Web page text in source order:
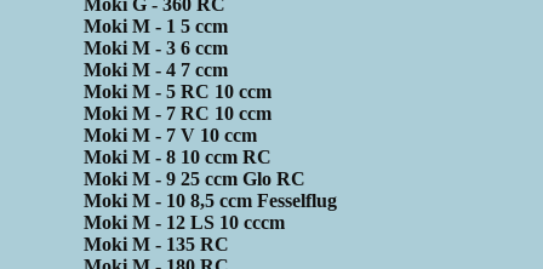
Moki G - 360 RC
Moki M - 1 5 ccm
Moki M - 3 6 ccm
Moki M - 4 7 ccm
Moki M - 5 RC 10 ccm
Moki M - 7 RC 10 ccm
Moki M - 7 V 10 ccm
Moki M - 8 10 ccm RC
Moki M - 9 25 ccm Glo RC
Moki M - 10 8,5 ccm Fesselflug
Moki M - 12 LS 10 cccm
Moki M - 135 RC